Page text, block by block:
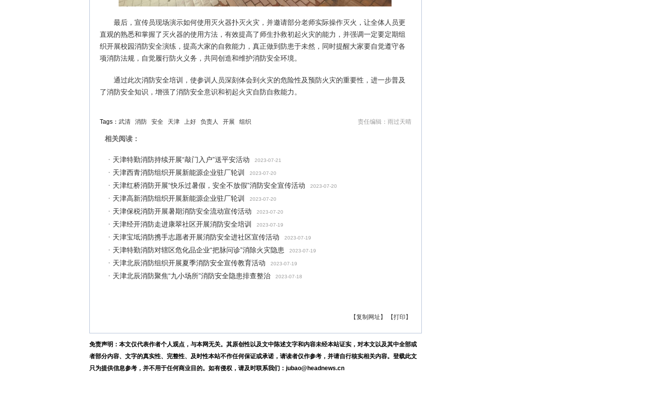
最后，宣传员现场演示如何使用灭火器扑灭火灾，并邀请部分老师实际操作灭火，让全体人员更
直观的熟悉和掌握了灭火器的使用方法，有效提高了师生扑救初起火灾的能力，并强调一定要定期组
织开展校园消防安全演练，提高大家的自救能力，真正做到防患于未然，同时提醒大家要自觉遵守各
项消防法规，自觉履行防火义务，共同创造和维护消防安全环境。
通过此次消防安全培训，使参训人员深刻体会到火灾的危险性及预防火灾的重要性，进一步普及
了消防安全知识，增强了消防安全意识和初起火灾自防自救能力。
Tags： 武清 消防 安全 天津 上好 负责人 开展 组织 责任编辑：雨过天晴
相关阅读：
天津特勤消防持续开展“敲门入户”送平安活动 2023-07-21
天津西青消防组织开展新能源企业驻厂轮训 2023-07-20
天津红桥消防开展“快乐过暑假，安全不放假”消防安全宣传活动 2023-07-20
天津高新消防组织开展新能源企业驻厂轮训 2023-07-20
天津保税消防开展暑期消防安全流动宣传活动 2023-07-20
天津经开消防走进康翠社区开展消防安全培训 2023-07-19
天津宝坻消防携手志愿者开展消防安全进社区宣传活动 2023-07-19
天津特勤消防对辖区危化品企业“把脉问诊”消除火灾隐患 2023-07-19
天津北辰消防组织开展夏季消防安全宣传教育活动 2023-07-19
天津北辰消防聚焦“九小场所”消防安全隐患排查整治 2023-07-18
【复制网址】 【打印】
免责声明：本文仅代表作者个人观点，与本网无关。其原创性以及文中陈述文字和内容未经本站证实，对本文以及其中全部或
者部分内容、文字的真实性、完整性、及时性本站不作任何保证或承诺，请读者仅作参考，并请自行核实相关内容。登载此文
只为提供信息参考，并不用于任何商业目的。如有侵权，请及时联系我们：jubao@headnews.cn